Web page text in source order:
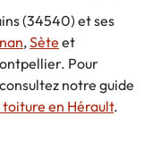
(34540) et ses
,Sète et
Pour
notre guide
en Hérault.